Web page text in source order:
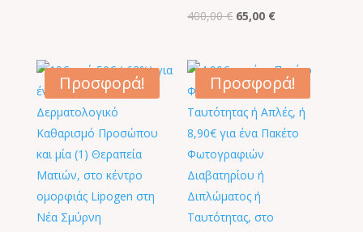
400,00€ Original
400,00 €.
65,00 €
είναι:
65,00 €.
Προσφορά! Προσφορά!